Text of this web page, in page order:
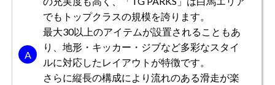
総合評価
シーズン中のスノーボードの練習に利用しています。レー
ルには、ストレートレールやカーブレール、ボックスレー
ルなどさまざまな形状があり、レールを滑ることで、ボー
ドやスキーのコントロールやバランス感覚を鍛えることが
でもトップクラスの規模を誇ります。
最大30以上のアイテムが設置されることもあ
り、地形・キッカー・ジブなど多彩なスタイ
ルに対応したレイアウトが特徴です。
さらに縦長の構成により流れのある滑走が楽